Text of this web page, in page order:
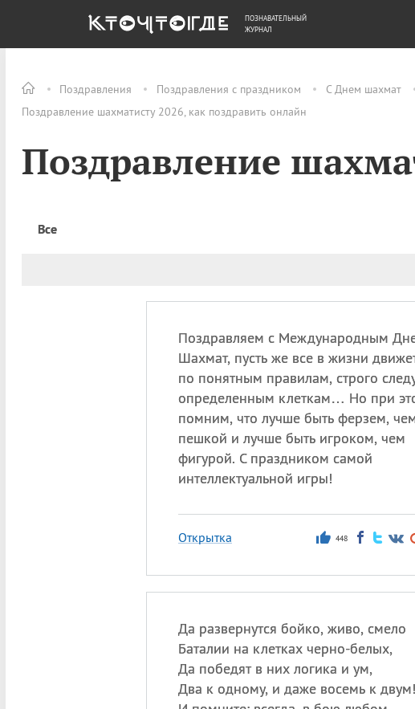
Поздравления Поздравления с праздником
С Днем шахмат
Поздравление шахматисту 2026, как поздравить онлайн
Поздравление
Все
Поздравляем с Международным
Шахмат, пусть же все в жизни
по понятным правилам, строго
определенным клеткам… Но при
помним, что лучше быть ферзем,
пешкой и лучше быть игроком, чем
фигурой. С праздником самой
интеллектуальной игры!
Открытка 448
Да развернутся бойко, живо, смело
Баталии на клетках черно-белых,
Да победят в них логика и ум,
Два к одному, и даже восемь к двум!
ОБЩЕСТВО ДЕНЬГИ
ПОЗНАВАТЕЛЬНЫЙ
ЖУРНАЛ